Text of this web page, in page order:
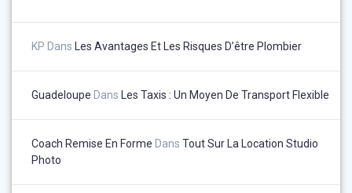
KP Dans Les Avantages Et Les Risques D’être Plombier
Guadeloupe Dans Les Taxis : Un Moyen De Transport Flexible
Coach Remise En Forme Dans Tout Sur La Location Studio
Photo